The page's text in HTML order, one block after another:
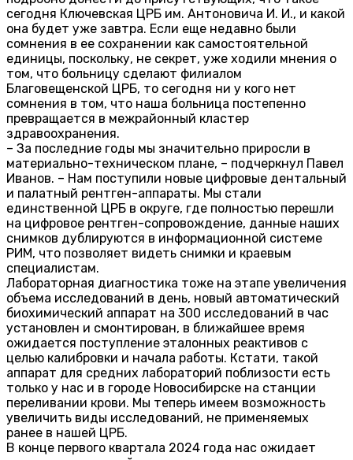
сегодня Ключевская ЦРБ им. Антоновича И. И., и какой
она будет уже завтра. Если еще недавно были
сомнения в ее сохранении как самостоятельной
единицы, поскольку, не секрет, уже ходили мнения о
том, что больницу сделают филиалом
Благовещенской ЦРБ, то сегодня ни у кого нет
сомнения в том, что наша больница постепенно
превращается в межрайонный кластер
здравоохранения.
– За последние годы мы значительно приросли в
материально-техническом плане, – подчеркнул Павел
Иванов. – Нам поступили новые цифровые дентальный
и палатный рентген-аппараты. Мы стали
единственной ЦРБ в округе, где полностью перешли
на цифровое рентген-сопровождение, данные наших
снимков дублируются в информационной системе
РИМ, что позволяет видеть снимки и краевым
специалистам.
Лабораторная диагностика тоже на этапе увеличения
объема исследований в день, новый автоматический
биохимический аппарат на 300 исследований в час
установлен и смонтирован, в ближайшее время
ожидается поступление эталонных реактивов с
целью калибровки и начала работы. Кстати, такой
аппарат для средних лабораторий поблизости есть
только у нас и в городе Новосибирске на станции
переливании крови. Мы теперь имеем возможность
увеличить виды исследований, не применяемых
ранее в нашей ЦРБ.
В конце первого квартала 2024 года нас ожидает